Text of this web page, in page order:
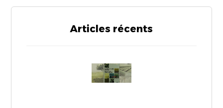
Articles récents